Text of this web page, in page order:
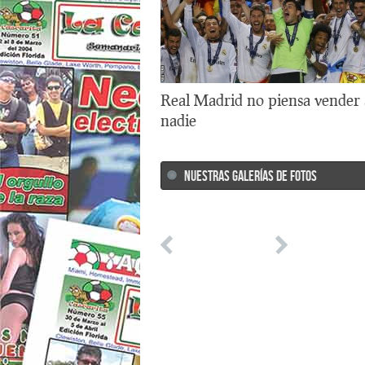
Real Madrid no piensa vender
nadie
NUESTRAS GALERÍAS DE FOTOS